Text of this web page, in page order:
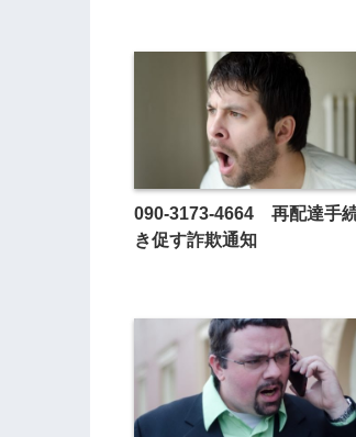
090-3173-4664 再配達手
き促す詐欺通知